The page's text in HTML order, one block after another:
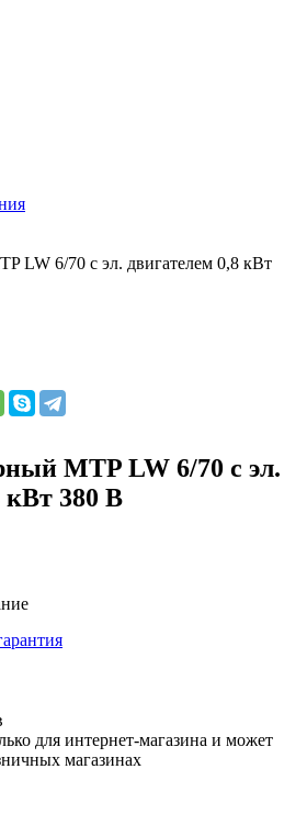
LW 6/70 с эл. двигателем 0,8 кВт
MTP LW 6/70 с эл.
кВт 380 В
для интернет-магазина и может
магазинах